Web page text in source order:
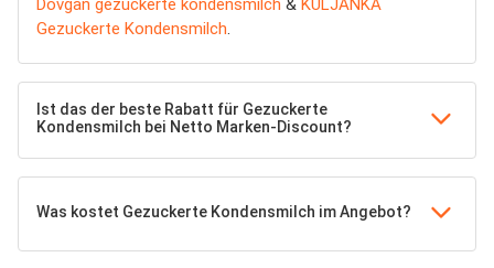
Dovgan gezuckerte kondensmilch & KULJANKA
Gezuckerte Kondensmilch.
Ist das der beste Rabatt für Gezuckerte
Kondensmilch bei Netto Marken-Discount?
Was kostet Gezuckerte Kondensmilch im Angebot?